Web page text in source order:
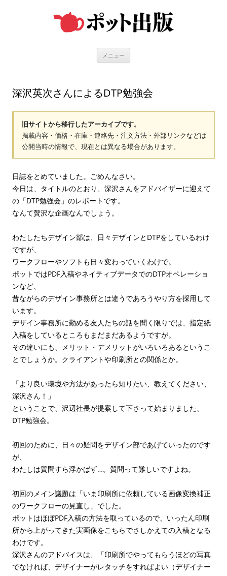
メニュー
深沢英次さんによるDTP勉強会
旧サイトから移行したアーカイブです。
掲載内容・価格・在庫・連絡先・注文方法・外部リンクなどは
公開当時の情報で、現在とは異なる場合があります。
日誌をとめていました。ごめんなさい。
今日は、タイトルのとおり、深沢さんをアドバイザーに迎えて
の「DTP勉強会」のレポートです。
なんて贅沢な企画なんでしょう。
わたしたちデザイン部は、日々デザインとDTPをしているわけ
ですが、
ワークフローやソフトも日々変わっていくわけで。
ポットではPDF入稿やネイティブデータでのDTPオペレーショ
ンなど、
昔ながらのデザイン事務所とは違うであろうやり方を採用して
います。
デザイン事務所に勤める友人たちの話を聞く限りでは、指定紙
入稿をしているところもまだまだあるようですが。
その違いにも、メリット・デメリットがいろいろあるというこ
とでしょうか。クライアントや印刷所との関係とか。
「より良い環境や方法があったら知りたい、教えてください、
深沢さん！」
ということで、沢辺社長が提案して下さって始まりました、
DTP勉強会。
初回のために、日々の疑問をデザイン部であげていったのです
が、
わたしは質問すら浮かばず…。質問って難しいですよね。
初回のメイン議題は「いま印刷所に依頼している画像変換補正
のワークフローの見直し」でした。
ポットはほぼPDF入稿の方法を取っているので、いったん印刷
所から上がってきた実画像をこちらでさしかえての入稿となる
わけです。
深沢さんのアドバイスは、「印刷所でやってもらうほどの写真
でなければ、デザイナーがレタッチをすればよい（デザイナー